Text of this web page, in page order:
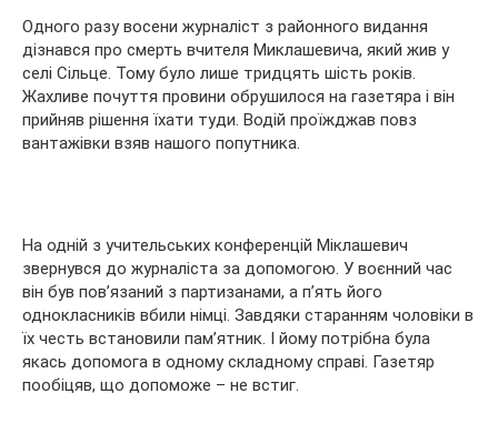
Одного разу восени журналіст з районного видання
дізнався про смерть вчителя Миклашевича, який жив у
селі Сільце. Тому було лише тридцять шість років.
Жахливе почуття провини обрушилося на газетяра і він
прийняв рішення їхати туди. Водій проїжджав повз
вантажівки взяв нашого попутника.
На одній з учительських конференцій Міклашевич
звернувся до журналіста за допомогою. У воєнний час
він був пов’язаний з партизанами, а п’ять його
однокласників вбили німці. Завдяки старанням чоловіки в
їх честь встановили пам’ятник. І йому потрібна була
якась допомога в одному складному справі. Газетяр
пообіцяв, що допоможе – не встиг.